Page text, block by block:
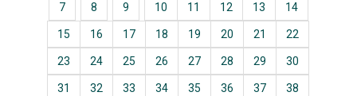
7 8 9 10 11 12 13 14
15 16 17 18 19 20 21 22
23 24 25 26 27 28 29 30
31 32 33 34 35 36 37 38